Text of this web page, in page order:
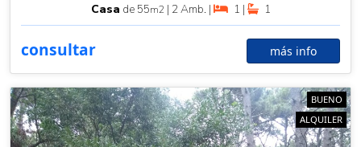
Casa de 55m2 | 2 Amb. | 1 | 1
consultar más info
BUENO
ALQUILER